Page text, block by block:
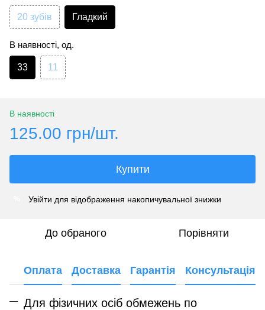
20 зубів Гладкий
В наявності, од.
33 11
В наявності
125.00 грн/шт.
Купити
Увійти для відображення накопичувальної знижки
До обраного Порівняти
Оплата Доставка Гарантія Консультація
Для фізичних осіб обмежень по